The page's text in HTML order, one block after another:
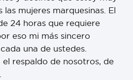
mujeres marquesinas. El
24 horas que requiere
eso mi más sincero
una de ustedes.
respaldo de nosotros, de